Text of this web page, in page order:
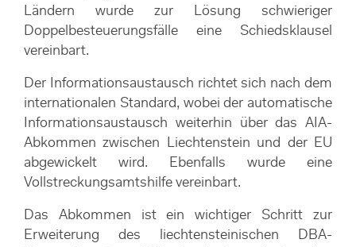
Ländern wurde zur Lösung schwieriger
Doppelbesteuerungsfälle eine Schiedsklausel
vereinbart.
Der Informationsaustausch richtet sich nach dem
internationalen Standard, wobei der automatische
Informationsaustausch weiterhin über das AIA-
Abkommen zwischen Liechtenstein und der EU
abgewickelt wird. Ebenfalls wurde eine
Vollstreckungsamtshilfe vereinbart.
Das Abkommen ist ein wichtiger Schritt zur
Erweiterung des liechtensteinischen DBA-